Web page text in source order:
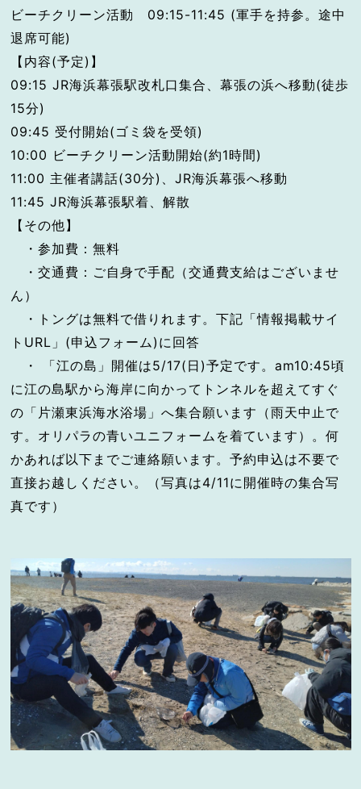
ビーチクリーン活動 09:15-11:45 (軍手を持参。途中
退席可能)
【内容(予定)】
09:15 JR海浜幕張駅改札口集合、幕張の浜へ移動(徒歩
15分)
09:45 受付開始(ゴミ袋を受領)
10:00 ビーチクリーン活動開始(約1時間)
11:00 主催者講話(30分)、JR海浜幕張へ移動
11:45 JR海浜幕張駅着、解散
【その他】
・参加費：無料
・交通費：ご自身で手配（交通費支給はございませ
ん）
・トングは無料で借りれます。下記「情報掲載サイ
トURL」(申込フォーム)に回答
・ 「江の島」開催は5/17(日)予定です。am10:45頃
に江の島駅から海岸に向かってトンネルを超えてすぐ
の「片瀬東浜海水浴場」へ集合願います（雨天中止で
す。オリパラの青いユニフォームを着ています）。何
かあれば以下までご連絡願います。予約申込は不要で
直接お越しください。（写真は4/11に開催時の集合写
真です）